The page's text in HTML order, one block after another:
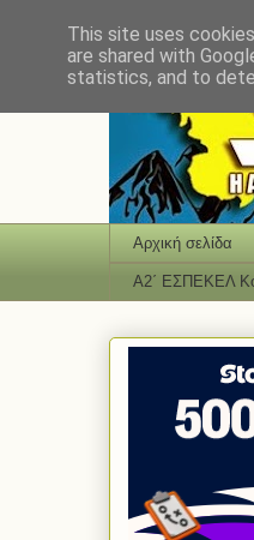
Αρχική σελίδα
Α2΄ ΕΣΠΕΚΕΛ
This site uses
are shared with
statistics, and to